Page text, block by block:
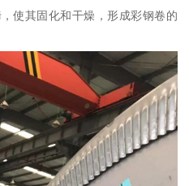
使其固化和干燥，形成彩钢卷的